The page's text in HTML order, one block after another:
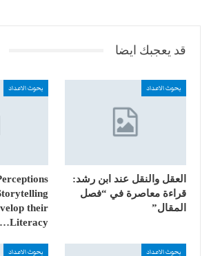
قد يعجبك ايضا
بحوث الاعداد
العقل والنقل عند ابن رشد:
قراءة معاصرة في “فصل
المقال”
بحوث الاعداد
their
Literacy…
بحوث الاعداد بحوث الاعداد